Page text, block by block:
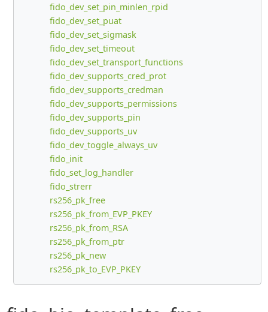
fido_dev_set_pin_minlen_rpid
fido_dev_set_puat
fido_dev_set_sigmask
fido_dev_set_timeout
fido_dev_set_transport_functions
fido_dev_supports_cred_prot
fido_dev_supports_credman
fido_dev_supports_permissions
fido_dev_supports_pin
fido_dev_supports_uv
fido_dev_toggle_always_uv
fido_init
fido_set_log_handler
fido_strerr
rs256_pk_free
rs256_pk_from_EVP_PKEY
rs256_pk_from_RSA
rs256_pk_from_ptr
rs256_pk_new
rs256_pk_to_EVP_PKEY